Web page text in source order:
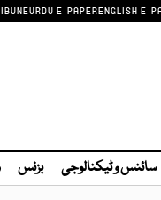
URDU E-PAPERENGLISH E-
سائنس و ٹیکنالوجی بزنس